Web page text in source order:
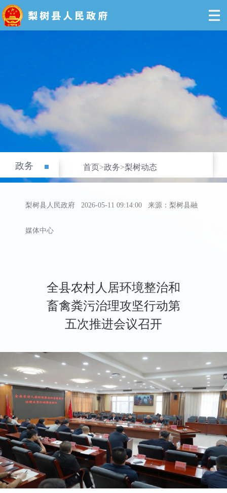
政务 首页>政务>梨树动态
梨树县人民政府 2026-05-11 09:14:00 来源：梨树县融
媒体中心
全县农村人居环境整治和
畜禽粪污治理攻坚行动第
五次推进会议召开